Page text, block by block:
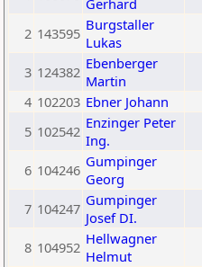
Gerhard
2 143595 Burgstaller
Lukas
3 124382 Ebenberger
Martin
4 102203 Ebner Johann
5 102542 Enzinger Peter
Ing.
6 104246 Gumpinger
Georg
7 104247 Gumpinger
Josef DI.
8 104952 Hellwagner
Helmut